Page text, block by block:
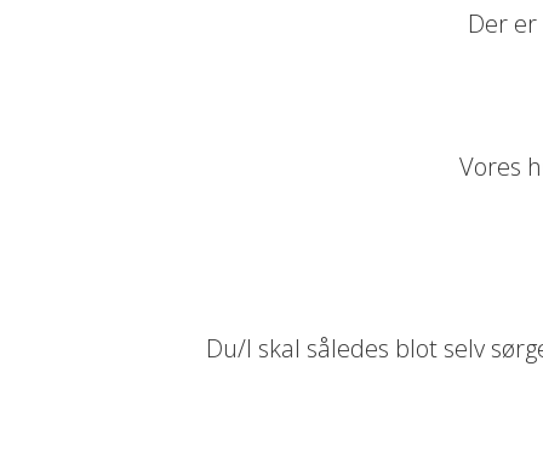
Der
Vores
Du/I skal således blot selv